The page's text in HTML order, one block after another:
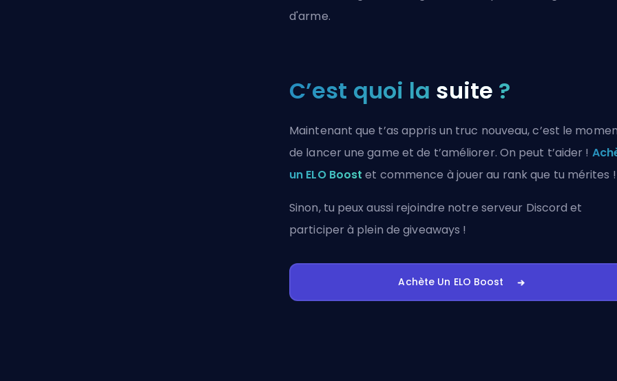
d'arme.
C’est quoi la suite ?
Maintenant que t’as appris un truc nouveau, c’est le
de lancer une game et de t’améliorer. On peut t’aider !
un ELO Boost et commence à jouer au rank que tu mérites !
Sinon, tu peux aussi rejoindre notre serveur Discord et
participer à plein de giveaways !
Achète Un ELO Boost